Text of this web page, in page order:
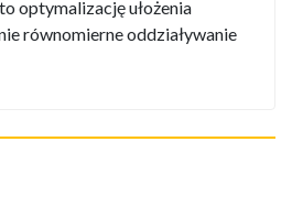
optymalizację ułożenia
równomierne oddziaływanie